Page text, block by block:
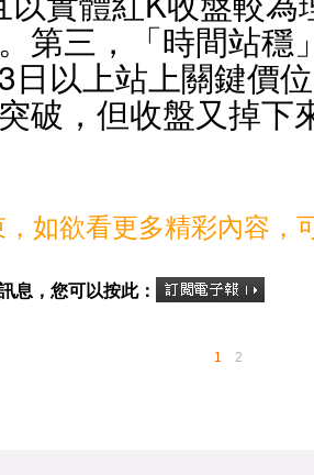
第三，「時間站穩
日以上站上關鍵價
破，但收盤又掉下
，如欲看更多精彩內容，
息，您可以按此：
1 2